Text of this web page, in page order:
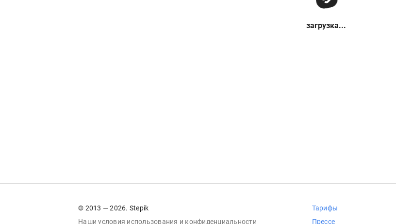
загрузка...
© 2013 — 2026. Stepik
Наши условия использования и конфиденциальности
Тарифы
Прессе